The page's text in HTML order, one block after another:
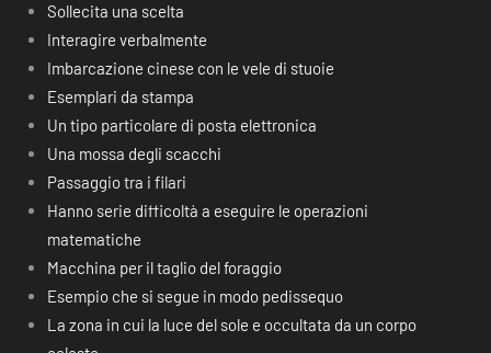
Sollecita una scelta
Interagire verbalmente
Imbarcazione cinese con le vele di stuoie
Esemplari da stampa
Un tipo particolare di posta elettronica
Una mossa degli scacchi
Passaggio tra i filari
Hanno serie difficoltà a eseguire le operazioni
matematiche
Macchina per il taglio del foraggio
Esempio che si segue in modo pedissequo
La zona in cui la luce del sole e occultata da un corpo